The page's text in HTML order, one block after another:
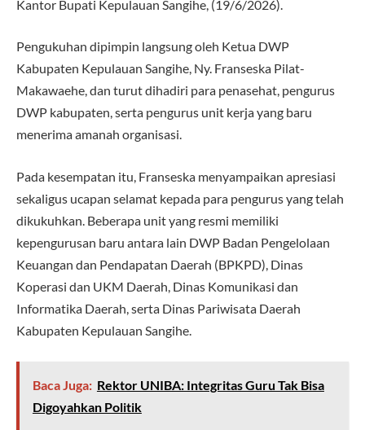
Kantor Bupati Kepulauan Sangihe, (19/6/2026).
Pengukuhan dipimpin langsung oleh Ketua DWP
Kabupaten Kepulauan Sangihe, Ny. Franseska Pilat-
Makawaehe, dan turut dihadiri para penasehat, pengurus
DWP kabupaten, serta pengurus unit kerja yang baru
menerima amanah organisasi.
Pada kesempatan itu, Franseska menyampaikan apresiasi
sekaligus ucapan selamat kepada para pengurus yang telah
dikukuhkan. Beberapa unit yang resmi memiliki
kepengurusan baru antara lain DWP Badan Pengelolaan
Keuangan dan Pendapatan Daerah (BPKPD), Dinas
Koperasi dan UKM Daerah, Dinas Komunikasi dan
Informatika Daerah, serta Dinas Pariwisata Daerah
Kabupaten Kepulauan Sangihe.
Baca Juga: Rektor UNIBA: Integritas Guru Tak Bisa
Digoyahkan Politik